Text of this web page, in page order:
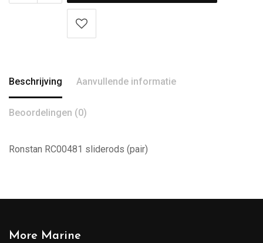
Beschrijving Aanvullende informatie
Beoordelingen (0)
Ronstan RC00481 sliderods (pair)
More Marine